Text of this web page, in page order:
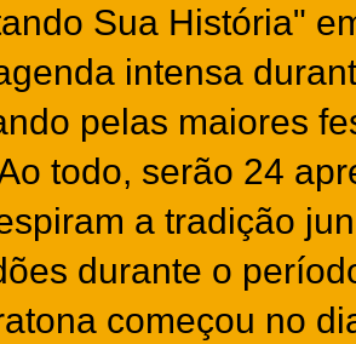
Sua História"
intensa
pelas maiores
todo, serão 24
a tradição
durante o
começou no